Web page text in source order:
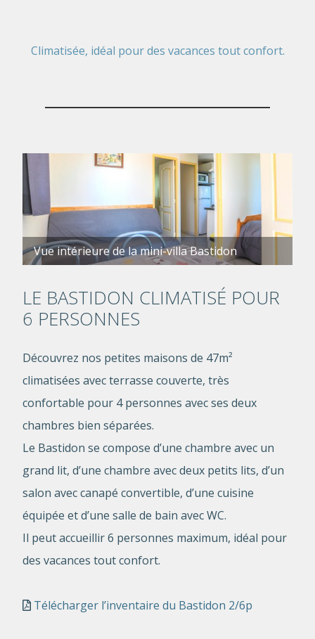
Climatisée, idéal pour des vacances tout confort.
Vue intérieure de la mini-villa Bastidon
LE BASTIDON CLIMATISÉ POUR
6 PERSONNES
Découvrez nos petites maisons de 47m²
climatisées avec terrasse couverte, très
confortable pour 4 personnes avec ses deux
chambres bien séparées.
Le Bastidon se compose d’une chambre avec un
grand lit, d’une chambre avec deux petits lits, d’un
salon avec canapé convertible, d’une cuisine
équipée et d’une salle de bain avec WC.
Il peut accueillir 6 personnes maximum, idéal pour
des vacances tout confort.
Télécharger l’inventaire du Bastidon 2/6p